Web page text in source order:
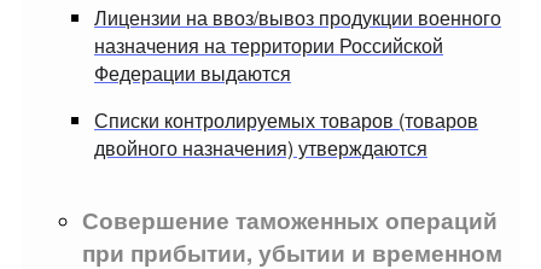
Лицензии на ввоз/вывоз продукции военного
назначения на территории Российской
Федерации выдаются
Списки контролируемых товаров (товаров
двойного назначения) утверждаются
Совершение таможенных операций
при прибытии, убытии и временном